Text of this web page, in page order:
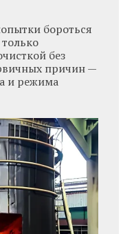
бороться
без
причин —
и режима